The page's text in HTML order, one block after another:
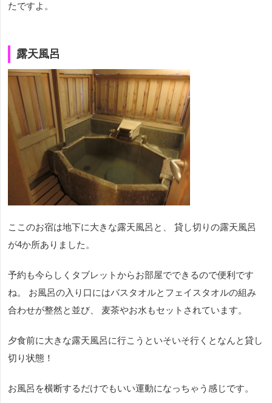
たですよ。
露天風呂
ここのお宿は地下に大きな露天風呂と、 貸し切りの露天風呂
が4か所ありました。
予約も今らしくタブレットからお部屋でできるので便利です
ね。 お風呂の入り口にはバスタオルとフェイスタオルの組み
合わせが整然と並び、 麦茶やお水もセットされています。
夕食前に大きな露天風呂に行こうといそいそ行くとなんと貸し
切り状態！
お風呂を横断するだけでもいい運動になっちゃう感じです。